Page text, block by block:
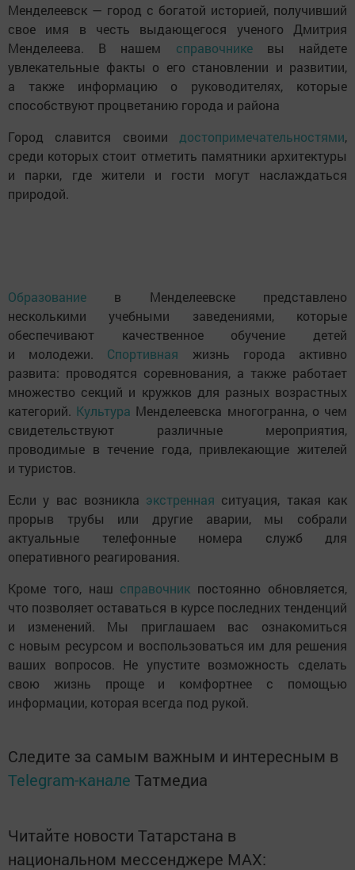
Менделеевск — город с богатой историей, получивший
свое имя в честь выдающегося ученого Дмитрия
Менделеева. В нашем справочникевы найдете
увлекательные факты о его становлении и развитии,
а также информацию о руководителях, которые
способствуют процветанию города и района
Город славится своими достопримечательностями,
среди которых стоит отметить памятники архитектуры
и парки, где жители и гости могут наслаждаться
природой.
Образование в Менделеевске представлено
несколькими учебными заведениями, которые
обеспечивают качественное обучение детей
и молодежи. Спортивная жизнь города активно
развита: проводятся соревнования, а также работает
множество секций и кружков для разных возрастных
категорий. Культура Менделеевска многогранна, о чем
свидетельствуют различные мероприятия,
проводимые в течение года, привлекающие жителей
и туристов.
Если у вас возникла экстренная ситуация, такая как
прорыв трубы или другие аварии, мы собрали
актуальные телефонные номера служб для
оперативного реагирования.
Кроме того, наш справочник постоянно обновляется,
что позволяет оставаться в курсе последних тенденций
и изменений. Мы приглашаем вас ознакомиться
с новым ресурсом и воспользоваться им для решения
ваших вопросов. Не упустите возможность сделать
свою жизнь проще и комфортнее с помощью
информации, которая всегда под рукой.
Следите за самым важным и интересным в
Telegram-канале Татмедиа
Читайте новости Татарстана в
национальном мессенджере MАХ: